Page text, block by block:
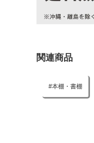
関連商品
本棚・書棚